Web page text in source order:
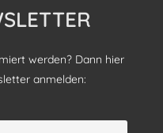
werden? Dann hier
anmelden: